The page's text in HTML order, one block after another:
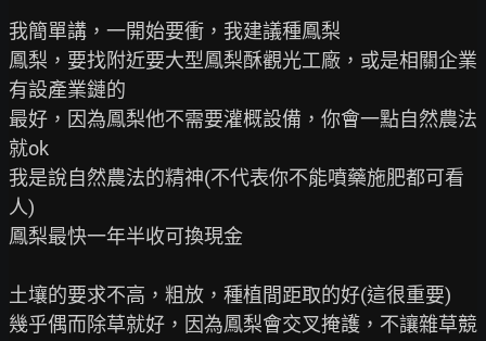
我簡單講，一開始要衝，我建議種鳳梨
鳳梨，要找附近要大型鳳梨酥觀光工廠，或是相關企業
有設產業鏈的
最好，因為鳳梨他不需要灌概設備，你會一點自然農法
就ok
我是說自然農法的精神(不代表你不能噴藥施肥都可看
人)
鳳梨最快一年半收可換現金
土壤的要求不高，粗放，種植間距取的好(這很重要)
幾乎偶而除草就好，因為鳳梨會交叉掩護，不讓雜草競